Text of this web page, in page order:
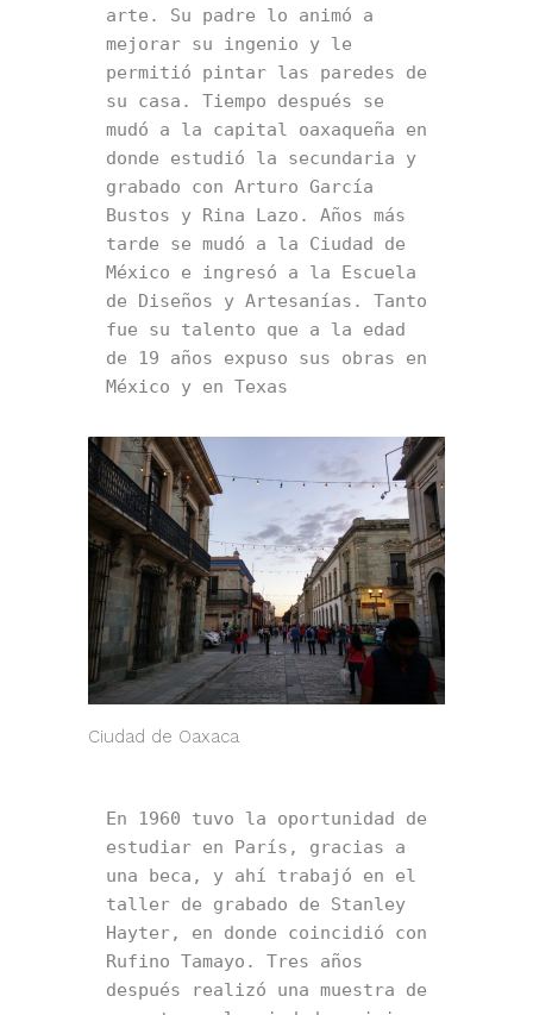
arte. Su padre lo animó a
mejorar su ingenio y le
permitió pintar las paredes de
su casa. Tiempo después se
mudó a la capital oaxaqueña en
donde estudió la secundaria y
grabado con Arturo García
Bustos y Rina Lazo. Años más
tarde se mudó a la Ciudad de
México e ingresó a la Escuela
de Diseños y Artesanías. Tanto
fue su talento que a la edad
de 19 años expuso sus obras en
México y en Texas
Ciudad de Oaxaca
En 1960 tuvo la oportunidad de
estudiar en París, gracias a
una beca, y ahí trabajó en el
taller de grabado de Stanley
Hayter, en donde coincidió con
Rufino Tamayo. Tres años
después realizó una muestra de